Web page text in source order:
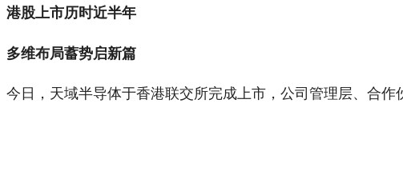
港股上市历时近半年
多维布局蓄势启新篇
今日，天域半导体于香港联交所完成上市，公司管理层、合